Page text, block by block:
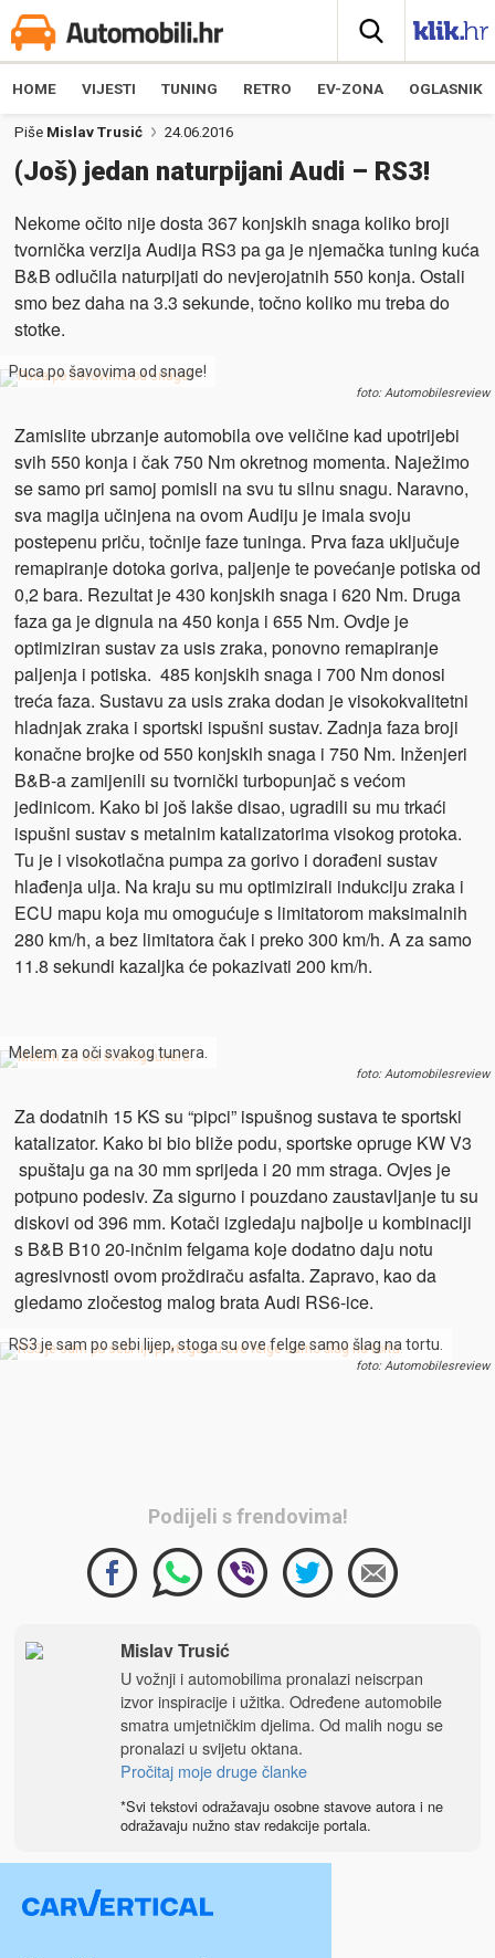
HOME VIJESTI TUNING RETRO EV-ZONA OGLASNIK
Piše Mislav Trusić 24.06.2016
(Još) jedan naturpijani Audi – RS3!
Nekome očito nije dosta 367 konjskih snaga koliko broji
tvornička verzija Audija RS3 pa ga je njemačka tuning kuća
B&B odlučila naturpijati do nevjerojatnih 550 konja. Ostali
smo bez daha na 3.3 sekunde, točno koliko mu treba do
stotke.
Puca po šavovima od snage!
foto: Automobilesreview
Zamislite ubrzanje automobila ove veličine kad upotrijebi
svih 550 konja i čak 750 Nm okretnog momenta. Naježimo
se samo pri samoj pomisli na svu tu silnu snagu. Naravno,
sva magija učinjena na ovom Audiju je imala svoju
postepenu priču, točnije faze tuninga. Prva faza uključuje
remapiranje dotoka goriva, paljenje te povećanje potiska od
0,2 bara. Rezultat je 430 konjskih snaga i 620 Nm. Druga
faza ga je dignula na 450 konja i 655 Nm. Ovdje je
optimiziran sustav za usis zraka, ponovno remapiranje
paljenja i potiska. 485 konjskih snaga i 700 Nm donosi
treća faza. Sustavu za usis zraka dodan je visokokvalitetni
hladnjak zraka i sportski ispušni sustav. Zadnja faza broji
konačne brojke od 550 konjskih snaga i 750 Nm. Inženjeri
B&B-a zamijenili su tvornički turbopunjač s većom
jedinicom. Kako bi još lakše disao, ugradili su mu trkaći
ispušni sustav s metalnim katalizatorima visokog protoka.
Tu je i visokotlačna pumpa za gorivo i dorađeni sustav
hlađenja ulja. Na kraju su mu optimizirali indukciju zraka i
ECU mapu koja mu omogućuje s limitatorom maksimalnih
280 km/h, a bez limitatora čak i preko 300 km/h. A za samo
11.8 sekundi kazaljka će pokazivati 200 km/h.
Melem za oči svakog tunera.
foto: Automobilesreview
Za dodatnih 15 KS su “pipci” ispušnog sustava te sportski
katalizator. Kako bi bio bliže podu, sportske opruge KW V3
spuštaju ga na 30 mm sprijeda i 20 mm straga. Ovjes je
potpuno podesiv. Za sigurno i pouzdano zaustavljanje tu su
diskovi od 396 mm. Kotači izgledaju najbolje u kombinaciji
s B&B B10 20-inčnim felgama koje dodatno daju notu
agresivnosti ovom proždiraču asfalta. Zapravo, kao da
gledamo zločestog malog brata Audi RS6-ice.
RS3 je sam po sebi lijep, stoga su ove felge samo šlag na tortu.
foto: Automobilesreview
Podijeli s frendovima!
Mislav Trusić
U vožnji i automobilima pronalazi neiscrpan
izvor inspiracije i užitka. Određene automobile
smatra umjetničkim djelima. Od malih nogu se
pronalazi u svijetu oktana.
Pročitaj moje druge članke
*Svi tekstovi odražavaju osobne stavove autora i ne
odražavaju nužno stav redakcije portala.